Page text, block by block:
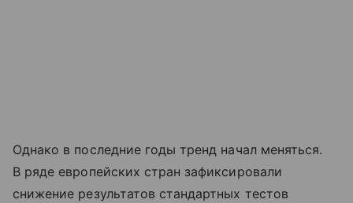
Однако в последние годы тренд начал меняться.
В ряде европейских стран зафиксировали
снижение результатов стандартных тестов